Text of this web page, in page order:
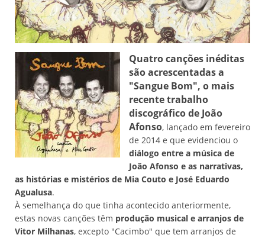
Quatro canções inéditas
são acrescentadas a
"Sangue Bom", o mais
recente trabalho
discográfico de João
Afonso, lançado em fevereiro
de 2014 e que evidenciou o
diálogo entre a música de
João Afonso e as narrativas,
as histórias e mistérios de Mia Couto e José Eduardo
Agualusa.
À semelhança do que tinha acontecido anteriormente,
estas novas canções têm produção musical e arranjos de
Vitor Milhanas, excepto "Cacimbo" que tem arranjos de